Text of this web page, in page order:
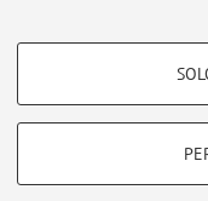
COOKIE DI
Area riservata
Accedi tramiteloginper